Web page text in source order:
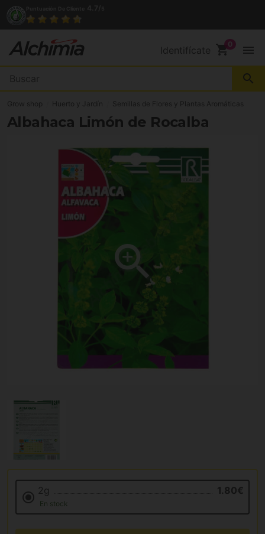
Identifícate shopping_cart menu
search
Grow shop Huerto y Jardín Semillas de Flores y Plantas Aromáticas
Albahaca Limón de Rocalba
2g 1.80€
En stock